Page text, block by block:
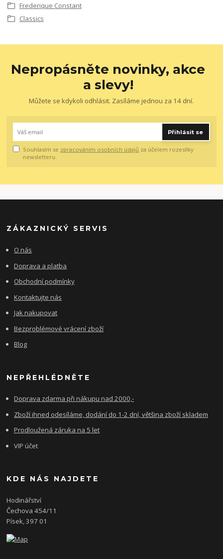
Frederique Constant
Classics
Nepropásněte novinky, akce
a slevy!
Můžete se kdykoli odhlásit. Zasíláme jednou za 14 dní.
Přihlásit se
Souhlasím se zpracováním osobních údajů za účelem rozesílky
newsletteru.
ZÁKAZNICKÝ SERVIS
O nás
Doprava a platba
Obchodní podmínky
Kontaktujte nás
Jak nakupovat
Bezproblémové vrácení zboží
Blog
NEPŘEHLÉDNĚTE
Doprava zdarma při nákupu nad 2000,-
Zboží ihned odesíláme, dodání do 1-2 dní, většina zboží skladem
Prodloužená záruka na 5 let
VIP účet
KDE NÁS NAJDETE
Hodinářství
Čechova 454/11
Písek, 397 01